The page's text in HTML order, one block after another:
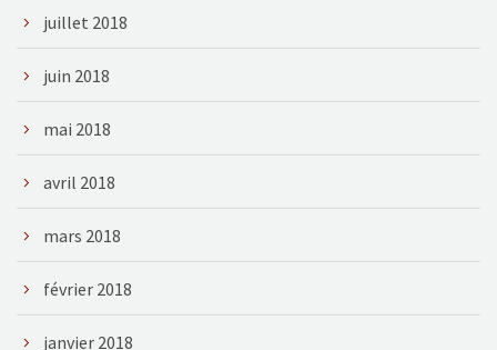
juillet 2018
juin 2018
mai 2018
avril 2018
mars 2018
février 2018
janvier 2018